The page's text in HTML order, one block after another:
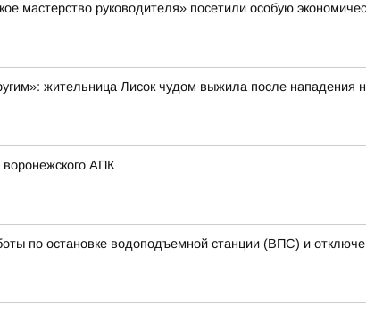
мастерство руководителя» посетили особую
жительница Лисок чудом выжила после нападения
воронежского АПК
по остановке водоподъемной станции (ВПС) и